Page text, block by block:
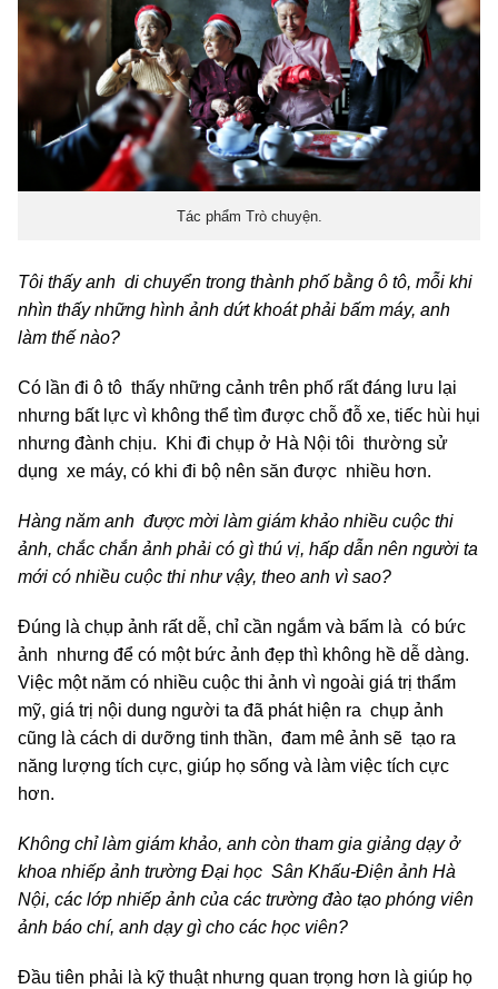
Tác phẩm Trò chuyện.
Tôi thấy anh di chuyển trong thành phố bằng ô tô, mỗi khi
nhìn thấy những hình ảnh dứt khoát phải bấm máy, anh
làm thế nào?
Có lần đi ô tô thấy những cảnh trên phố rất đáng lưu lại
nhưng bất lực vì không thể tìm được chỗ đỗ xe, tiếc hùi hụi
nhưng đành chịu. Khi đi chụp ở Hà Nội tôi thường sử
dụng xe máy, có khi đi bộ nên săn được nhiều hơn.
Hàng năm anh được mời làm giám khảo nhiều cuộc thi
ảnh, chắc chắn ảnh phải có gì thú vị, hấp dẫn nên người ta
mới có nhiều cuộc thi như vậy, theo anh vì sao?
Đúng là chụp ảnh rất dễ, chỉ cần ngắm và bấm là có bức
ảnh nhưng để có một bức ảnh đẹp thì không hề dễ dàng.
Việc một năm có nhiều cuộc thi ảnh vì ngoài giá trị thẩm
mỹ, giá trị nội dung người ta đã phát hiện ra chụp ảnh
cũng là cách di dưỡng tinh thần, đam mê ảnh sẽ tạo ra
năng lượng tích cực, giúp họ sống và làm việc tích cực
hơn.
Không chỉ làm giám khảo, anh còn tham gia giảng dạy ở
khoa nhiếp ảnh trường Đại học Sân Khấu-Điện ảnh Hà
Nội, các lớp nhiếp ảnh của các trường đào tạo phóng viên
ảnh báo chí, anh dạy gì cho các học viên?
Đầu tiên phải là kỹ thuật nhưng quan trọng hơn là giúp họ